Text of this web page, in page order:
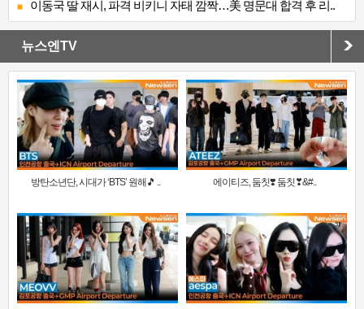
이동국 딸 재시, 파격 비키니 자태 깜짝…美 명문대 합격 후 리..
뉴스엔TV
방탄소년단, 시대가 ‘BTS’ 원해🎵 .. 에이티즈, 둠칫❣️ 둠칫❣&#..